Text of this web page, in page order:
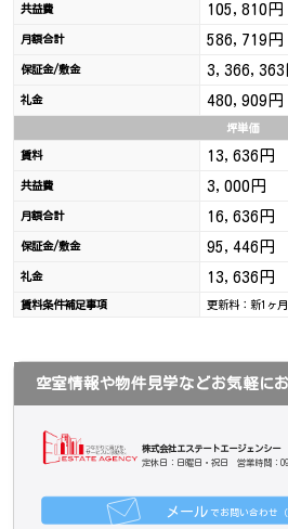
共益費 105,810円
月額合計 586,719円
保証金/敷金 3,366,363
礼金 480,909円
坪単価
賃料 13,636円
共益費 3,000円
月額合計 16,636円
保証金/敷金 95,446円
礼金 13,636円
賃料条件補足事項 更新料：新1ヶ
空室情報や物件見学などお気軽に
株式会社エステートエージェンシー
定休日：日曜日・祝日 営業時間：
でお問い合わせ
メール